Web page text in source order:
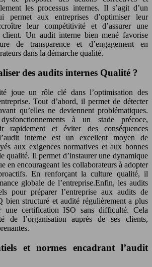
les processus internes. Il s’agit d’un
permet aux entreprises d’optimiser leur
leur compétitivité et d’assurer une
client. Un audit interne bien mené favorise
de transparence et d’engagement en
dans la démarche qualité.
des audits internes Qualité ?
joue un rôle clé dans l’optimisation des
Tout d’abord, il permet de détecter
qu’elles ne deviennent problématiques.
à un stade précoce,
rapidement et éviter des conséquences
interne est un excellent moyen de
aux exigences normatives et aux bonnes
qualité. Il permet d’instaurer une dynamique
en encourageant les collaborateurs à adopter
En renforçant la culture qualité, il
globale de l’entreprise.Enfin, les audits
pour préparer l’entreprise aux audits de
structuré et audité régulièrement a plus
une certification ISO sans difficulté. Cela
de l’organisation auprès de ses clients,
et normes encadrant l’audit